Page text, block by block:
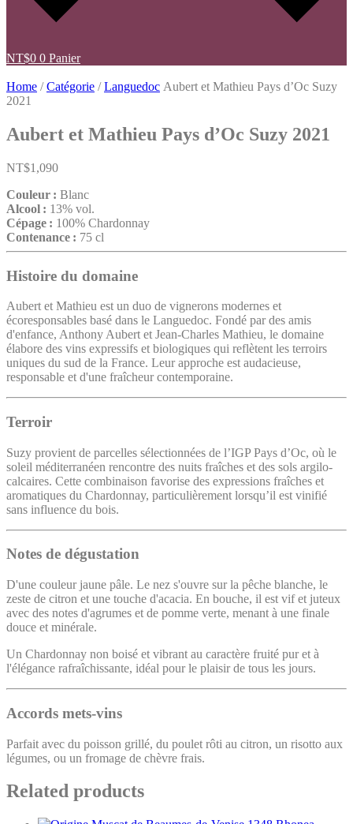
NT$0 0 Panier
Home /Catégorie /Languedoc Aubert et Mathieu Pays d’Oc Suzy
2021
Aubert et Mathieu Pays d’Oc Suzy 2021
NT$1,090
Couleur : Blanc
Alcool : 13% vol.
Cépage : 100% Chardonnay
Contenance : 75 cl
Histoire du domaine
Aubert et Mathieu est un duo de vignerons modernes et
écoresponsables basé dans le Languedoc. Fondé par des amis
d'enfance, Anthony Aubert et Jean-Charles Mathieu, le domaine
élabore des vins expressifs et biologiques qui reflètent les terroirs
uniques du sud de la France. Leur approche est audacieuse,
responsable et d'une fraîcheur contemporaine.
Terroir
Suzy provient de parcelles sélectionnées de l’IGP Pays d’Oc, où le
soleil méditerranéen rencontre des nuits fraîches et des sols argilo-
calcaires. Cette combinaison favorise des expressions fraîches et
aromatiques du Chardonnay, particulièrement lorsqu’il est vinifié
sans influence du bois.
Notes de dégustation
D'une couleur jaune pâle. Le nez s'ouvre sur la pêche blanche, le
zeste de citron et une touche d'acacia. En bouche, il est vif et juteux
avec des notes d'agrumes et de pomme verte, menant à une finale
douce et minérale.
Un Chardonnay non boisé et vibrant au caractère fruité pur et à
l'élégance rafraîchissante, idéal pour le plaisir de tous les jours.
Accords mets-vins
Parfait avec du poisson grillé, du poulet rôti au citron, un risotto aux
légumes, ou un fromage de chèvre frais.
Related products